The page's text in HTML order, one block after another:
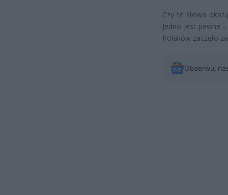
Czy te słowa
Jedno jest pewne
Polaków zaczęło
Obserwuj